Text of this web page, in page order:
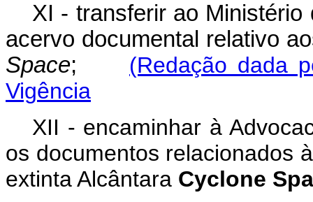
XI - transferir ao Ministério
acervo documental relativo
Space; (Redação dada
Vigência
XII - encaminhar à
os documentos relacionados
extinta Alcântara Cyclone